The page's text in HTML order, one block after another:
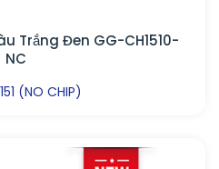
Trắng Đen GG-CH1510-
NC
(NO CHIP)